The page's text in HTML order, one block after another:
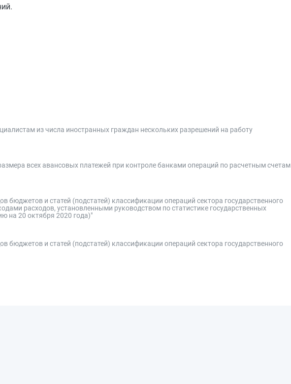
из числа иностранных граждан нескольких разрешений на работу
всех авансовых платежей при контроле банками операций по расчетным счетам
бюджетов и статей (подстатей) классификации операций сектора государственного
расходов, установленными руководством по статистике государственных
на 20 октября 2020 года)"
бюджетов и статей (подстатей) классификации операций сектора государственного